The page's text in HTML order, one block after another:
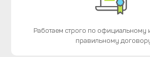
Работаем строго по официальному
правильному